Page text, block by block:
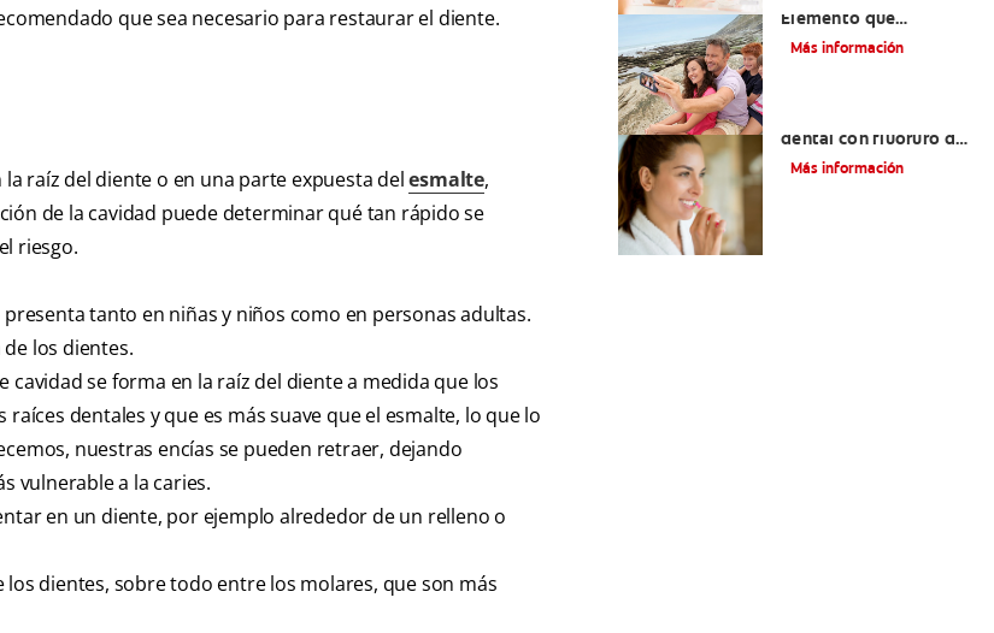
que sea necesario para restaurar el diente.
raíz del diente o en una parte expuesta delesmalte,
de la cavidad puede determinar qué tan rápido se
riesgo.
tanto en niñas y niños como en personas adultas.
los dientes.
se forma en la raíz del diente a medida que los
dentales y que es más suave que el esmalte, lo que lo
nuestras encías se pueden retraer, dejando
vulnerable a la caries.
en un diente, por ejemplo alrededor de un relleno o
dientes, sobre todo entre los molares, que son más
Elemento que
fortalece los dientes
Más información
dental con fluoruro de
estaño?
Más información